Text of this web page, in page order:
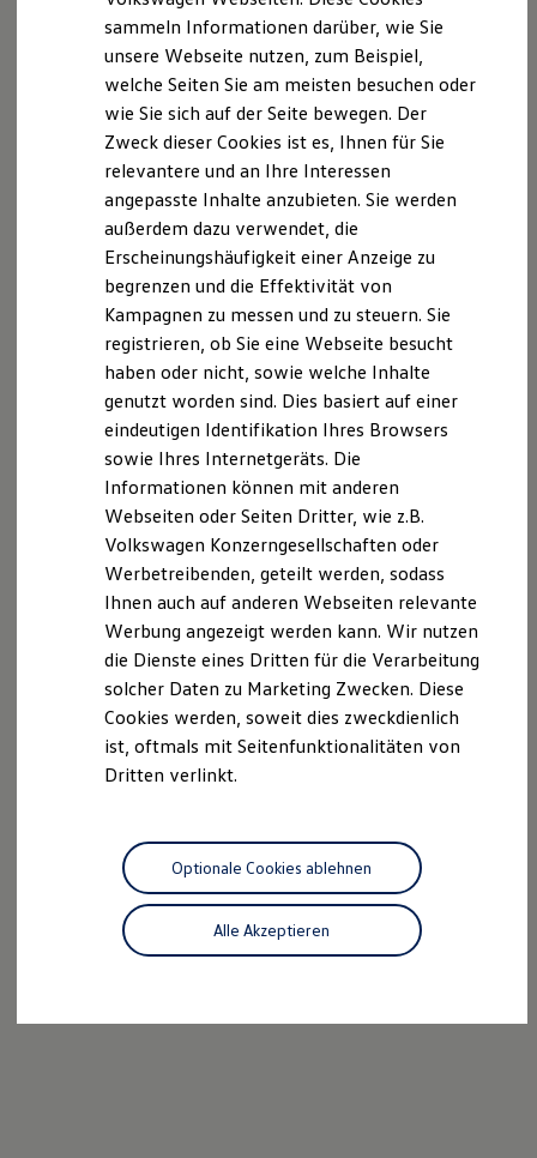
Connect Pro
Fleet Interface Data
Multistop Pathfinder
Übersicht Software Updates
Digitales Bordbuch
Fahrerassistenz- und Sicherheitssysteme
Kontrollleuchten
Batterieverordnung
XTL-Dieselkraftstoff
Ersatzteile und Betriebsflüssigkeiten
Original Zubehör und Lifestyle Produkte
myVolkswagen
myVolkswagen Business
Elektrisch & Autonom
Elektro - & Hybridfahrzeuge
Unser Ansatz
Klimafreundlicher Strom
Reichweite & Ladelösungen
Reichweitensimulator
Ladezeitensimulator
Ladelösungen für Privatkunden
Ladelösungen für Gewerbekunden
Bidirektionales Laden
Förderung & Kosten der Elektrofahrzeuge
Fördermöglichkeiten für Privatkunden
Kostensimulator
Autonomes Fahren
Mehr zum ID. Buzz
California Welt
California Club
California Magazin & Ratgeber
California Reisen & Erlebnisse
California App
California Lifestyle & Zubehör
Übernachten im California
Unternehmen
Karriere im Autohaus
Verkaufsberater VW Nutzfahrzeuge
0345/4823-351
E-Mail schreiben
sammeln Informationen darüber, wie Sie
unsere Webseite nutzen, zum Beispiel,
welche Seiten Sie am meisten besuchen oder
wie Sie sich auf der Seite bewegen. Der
Zweck dieser Cookies ist es, Ihnen für Sie
relevantere und an Ihre Interessen
angepasste Inhalte anzubieten. Sie werden
außerdem dazu verwendet, die
Erscheinungshäufigkeit einer Anzeige zu
begrenzen und die Effektivität von
Kampagnen zu messen und zu steuern. Sie
registrieren, ob Sie eine Webseite besucht
haben oder nicht, sowie welche Inhalte
genutzt worden sind. Dies basiert auf einer
eindeutigen Identifikation Ihres Browsers
sowie Ihres Internetgeräts. Die
Informationen können mit anderen
Webseiten oder Seiten Dritter, wie z.B.
Volkswagen Konzerngesellschaften oder
Werbetreibenden, geteilt werden, sodass
Ihnen auch auf anderen Webseiten relevante
Werbung angezeigt werden kann. Wir nutzen
die Dienste eines Dritten für die Verarbeitung
solcher Daten zu Marketing Zwecken. Diese
Cookies werden, soweit dies zweckdienlich
ist, oftmals mit Seitenfunktionalitäten von
Dritten verlinkt.
Alle Akzeptieren
Optionale Cookies ablehnen